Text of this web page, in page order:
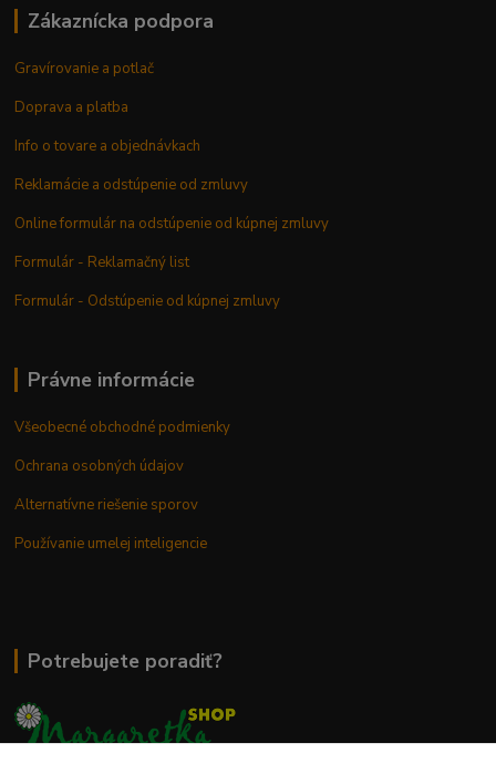
Zákaznícka podpora
Gravírovanie a potlač
Doprava a platba
Info o tovare a objednávkach
Reklamácie a odstúpenie od zmluvy
Online formulár na odstúpenie od kúpnej zmluvy
Formulár - Reklamačný list
Formulár - Odstúpenie od kúpnej zmluvy
Právne informácie
Všeobecné obchodné podmienky
Ochrana osobných údajov
Alternatívne riešenie sporov
Používanie umelej inteligencie
Potrebujete poradiť?